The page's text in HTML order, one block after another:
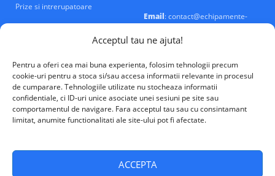
Acceptul tau ne ajuta!
Pentru a oferi cea mai buna experienta, folosim tehnologii precum
cookie-uri pentru a stoca si/sau accesa informatii relevante in procesul
de cumparare. Tehnologiile utilizate nu stocheaza informatii
confidentiale, ci ID-uri unice asociate unei sesiuni pe site sau
comportamentul de navigare. Fara acceptul tau sau cu consintamant
limitat, anumite functionalitati ale site-ului pot fi afectate.
ACCEPTA
Prize si intrerupatoare
Email: contact@echipamente-
electrice.ro
VALM Electrical Solutions © 2026